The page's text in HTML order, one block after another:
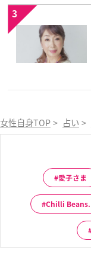
3
女性自身TOP > 占い >
愛子さま
Chilli Beans.